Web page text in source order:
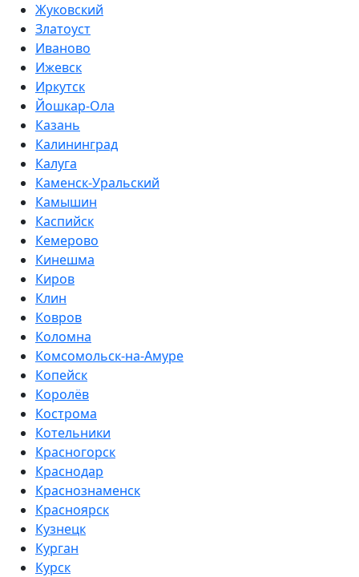
Жуковский
Златоуст
Иваново
Ижевск
Иркутск
Йошкар-Ола
Казань
Калининград
Калуга
Каменск-Уральский
Камышин
Каспийск
Кемерово
Кинешма
Киров
Клин
Ковров
Коломна
Комсомольск-на-Амуре
Копейск
Королёв
Кострома
Котельники
Красногорск
Краснодар
Краснознаменск
Красноярск
Кузнецк
Курган
Курск